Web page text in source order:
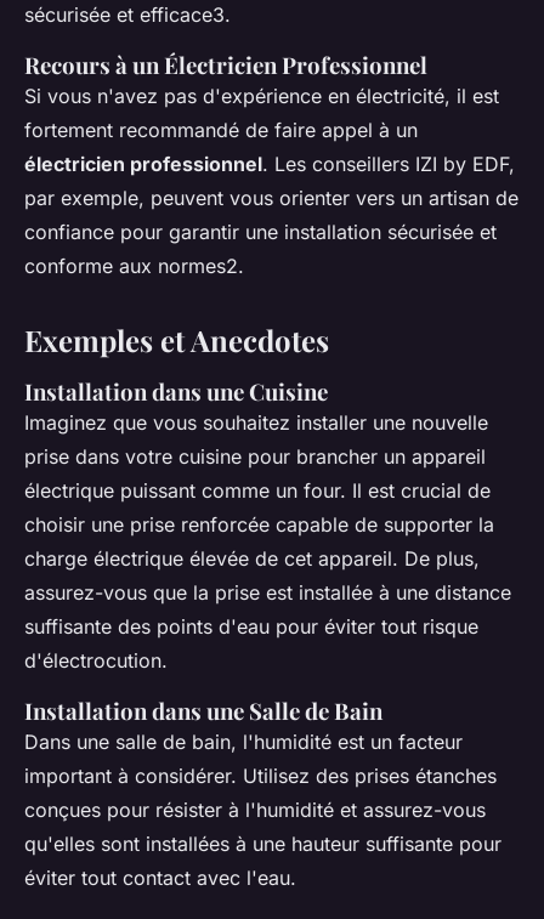
sécurisée et efficace3.
Recours à un Électricien Professionnel
Si vous n'avez pas d'expérience en électricité, il est
fortement recommandé de faire appel à un
électricien professionnel. Les conseillers IZI by EDF,
par exemple, peuvent vous orienter vers un artisan de
confiance pour garantir une installation sécurisée et
conforme aux normes2.
Exemples et Anecdotes
Installation dans une Cuisine
Imaginez que vous souhaitez installer une nouvelle
prise dans votre cuisine pour brancher un appareil
électrique puissant comme un four. Il est crucial de
choisir une prise renforcée capable de supporter la
charge électrique élevée de cet appareil. De plus,
assurez-vous que la prise est installée à une distance
suffisante des points d'eau pour éviter tout risque
d'électrocution.
Installation dans une Salle de Bain
Dans une salle de bain, l'humidité est un facteur
important à considérer. Utilisez des prises étanches
conçues pour résister à l'humidité et assurez-vous
qu'elles sont installées à une hauteur suffisante pour
éviter tout contact avec l'eau.